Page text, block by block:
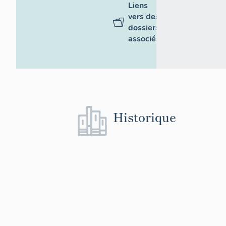
Liens
vers des
dossiers
associés
Historique